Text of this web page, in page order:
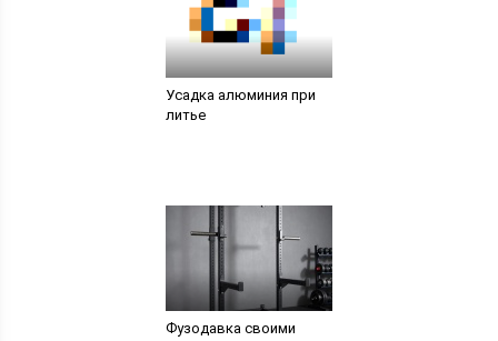
Усадка алюминия при
литье
Фузодавка своими